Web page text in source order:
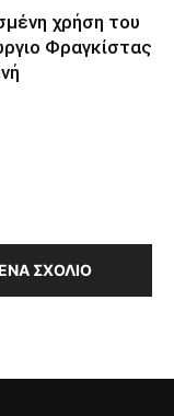
χρήση του
Φραγκίστας
ΣΧΌΛΙΟ